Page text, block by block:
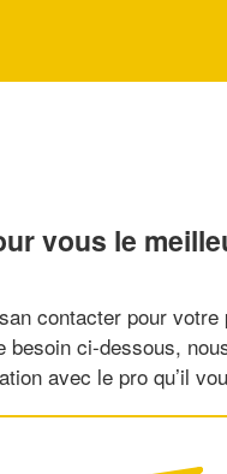
vous le
contacter pour votre
besoin ci-dessous,
avec le pro qu’il